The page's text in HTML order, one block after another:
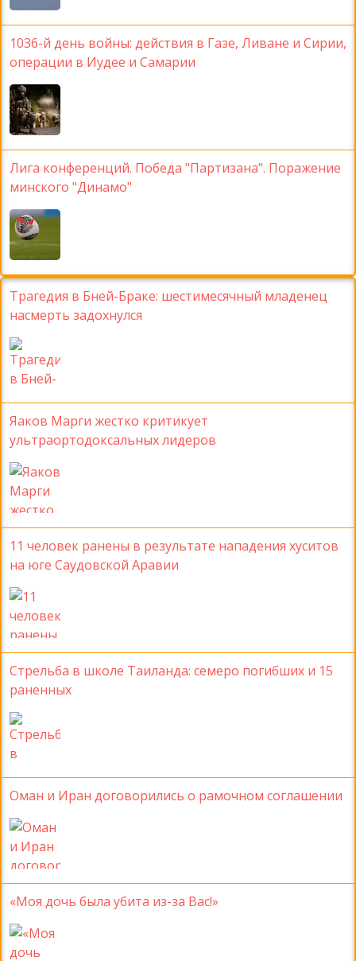
1036-й день войны: действия в Газе, Ливане и Сирии,
операции в Иудее и Самарии
Лига конференций. Победа "Партизана". Поражение
минского "Динамо"
Трагедия в Бней-Браке: шестимесячный младенец
насмерть задохнулся
Яаков Марги жестко критикует
ультраортодоксальных лидеров
11 человек ранены в результате нападения хуситов
на юге Саудовской Аравии
Стрельба в школе Таиланда: семеро погибших и 15
раненных
Оман и Иран договорились о рамочном соглашении
«Моя дочь была убита из-за Вас!»